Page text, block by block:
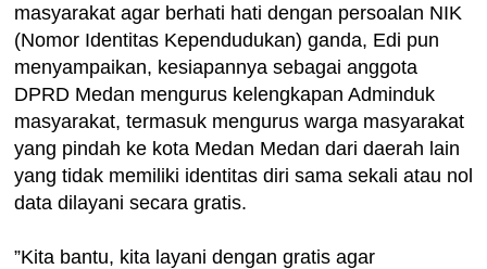
masyarakat agar berhati hati dengan persoalan NIK
(Nomor Identitas Kependudukan) ganda, Edi pun
menyampaikan, kesiapannya sebagai anggota
DPRD Medan mengurus kelengkapan Adminduk
masyarakat, termasuk mengurus warga masyarakat
yang pindah ke kota Medan Medan dari daerah lain
yang tidak memiliki identitas diri sama sekali atau nol
data dilayani secara gratis.
”Kita bantu, kita layani dengan gratis agar